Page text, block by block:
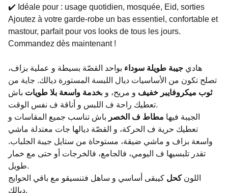
✔️ Idéale pour : usage quotidien, mosquée, Eid, sorties
Ajoutez à votre garde-robe un bas essentiel, confortable et
mastour, parfait pour vos looks de tous les jours.
Commandez dès maintenant !
هادي جيبة طويلة سوداء بواحد القصّة بسيطة و عملية بزاف،
تصلح تكون من الأساسيات ديال اللبسة المستورة ديالك. جاية من
ثوب ميكروفايبر خفيف و مريح، و بخدمة واسعة بلا طويات باش
تعطيك راحة ف اللبس و أناقة ف نفس الوقت.
الجيبة فيها مطاط ف الخصر باش تناسب جميع المقاسات و
تعطيك حرية ف الحركة، و القصّة ديالها جات معتدلة ماشي
واسعة بزاف و ماشي ضيقة، مستوحاة من ستايل جيبة الجلباب.
تقدر تلبسيها ف اليومي، فالجامع، فالخرجات أو حتى مع خمار
طويل.
اللونكحل كيبقى أساسي و ساهل فتنسيقو مع باقي الحوايج
ديالك.